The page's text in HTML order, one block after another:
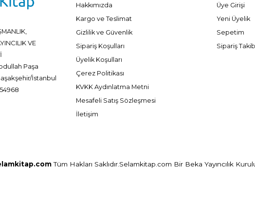
VE
Paşa
İstanbul
Hakkımızda
Kargo ve Teslimat
Gizlilik ve Güvenlik
Sipariş Koşulları
Üyelik Koşulları
Çerez Politikası
KVKK Aydınlatma Metni
Mesafeli Satış Sözleşmesi
İletişim
Üye Girişi
Yeni Üyelik
Sepetim
Sipariş
Tüm Hakları Saklıdır. Selamkitap.com Bir Beka Yayıncılık